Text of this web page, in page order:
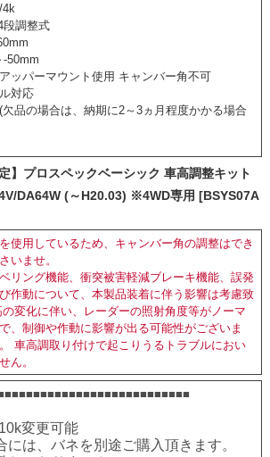
4k
段調整式
-50mm
ッパーマウント使用 キャンバー角不可
対応
品の場合は、納期に2～3ヵ月程度かかる場合
】プロスペックベーシック 車高調整キット
DA64W (～H20.03) ※4WD専用 [BSYS07A
使用しているため、キャンバー角の調整はでき
いませ。
リング機能、衝突被害軽減ブレーキ機能、誤発
作動について、本製品装着に伴う影響は考慮致
変化に伴い、レーダーの照射角度等がノーマ
、制御や作動に影響が出る可能性がございま
車高調取り付けで起こりうるトラブルにおい
ん。
変更可能
は、バネを別途ご購入頂きます。